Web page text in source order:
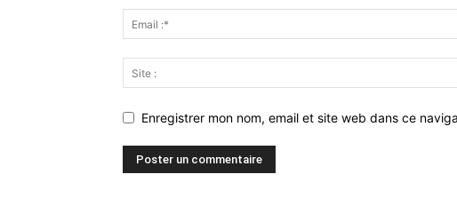
Enregistrer mon nom, email et site web dans ce